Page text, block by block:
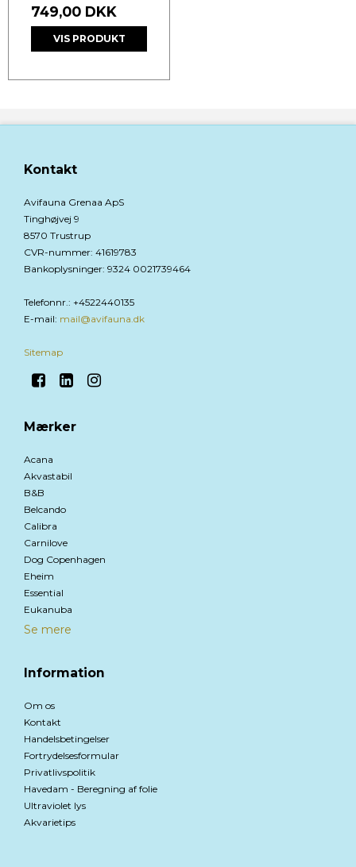
749,00 DKK
VIS PRODUKT
Kontakt
Avifauna Grenaa ApS
Tinghøjvej 9
8570 Trustrup
CVR-nummer: 41619783
Bankoplysninger: 9324 0021739464
Telefonnr. : +4522440135
E-mail: mail@avifauna.dk
Sitemap
Mærker
Acana
Akvastabil
B&B
Belcando
Calibra
Carnilove
Dog Copenhagen
Eheim
Essential
Eukanuba
Se mere
Information
Om os
Kontakt
Handelsbetingelser
Fortrydelsesformular
Privatlivspolitik
Havedam - Beregning af folie
Ultraviolet lys
Akvarietips